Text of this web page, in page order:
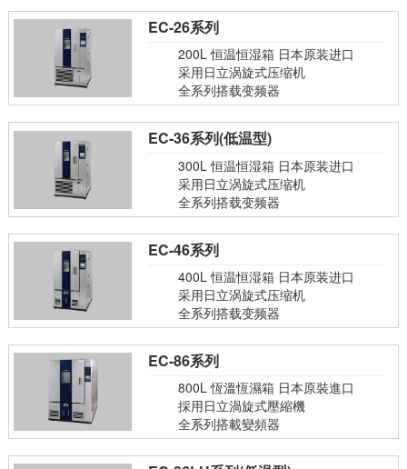
EC-26系列
200L 恒温恒湿箱 日本原装进口
采用日立涡旋式压缩机
全系列搭载变频器
EC-36系列(低温型)
300L 恒温恒湿箱 日本原装进口
采用日立涡旋式压缩机
全系列搭载变频器
EC-46系列
400L 恒温恒湿箱 日本原装进口
采用日立涡旋式压缩机
全系列搭载变频器
EC-86系列
800L 恆溫恆濕箱 日本原裝進口
採用日立渦旋式壓縮機
全系列搭載變頻器